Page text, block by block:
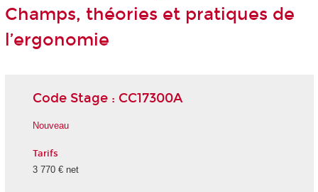
Champs, théories et pratiques de
l’ergonomie
Code Stage : CC17300A
Nouveau
Tarifs
3 770 € net